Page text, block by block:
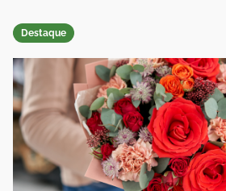
Destaque